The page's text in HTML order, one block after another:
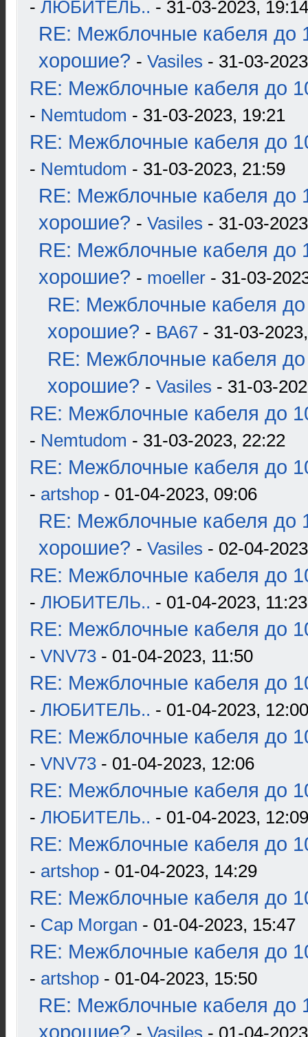
- ЛЮБИТЕЛЬ.. - 31-03-2023, 19:14
RE: Межблочные кабеля до
хорошие? - Vasiles - 31-03-
RE: Межблочные кабеля до
- Nemtudom - 31-03-2023, 19:21
RE: Межблочные кабеля до
- Nemtudom - 31-03-2023, 21:59
RE: Межблочные кабеля до
хорошие? - Vasiles - 31-03-
RE: Межблочные кабеля до
хорошие? - moeller - 31-03-
RE: Межблочные кабеля до
хорошие? - ВА67 - 31-03-
RE: Межблочные кабеля до
хорошие? - Vasiles - 31-03-
RE: Межблочные кабеля до
- Nemtudom - 31-03-2023, 22:22
RE: Межблочные кабеля до
- artshop - 01-04-2023, 09:06
RE: Межблочные кабеля до
хорошие? - Vasiles - 02-04-
RE: Межблочные кабеля до
- ЛЮБИТЕЛЬ.. - 01-04-2023, 11:23
RE: Межблочные кабеля до
- VNV73 - 01-04-2023, 11:50
RE: Межблочные кабеля до
- ЛЮБИТЕЛЬ.. - 01-04-2023, 12:00
RE: Межблочные кабеля до
- VNV73 - 01-04-2023, 12:06
RE: Межблочные кабеля до
- ЛЮБИТЕЛЬ.. - 01-04-2023, 12:09
RE: Межблочные кабеля до
- artshop - 01-04-2023, 14:29
RE: Межблочные кабеля до
- Cap Morgan - 01-04-2023, 15:47
RE: Межблочные кабеля до
- artshop - 01-04-2023, 15:50
RE: Межблочные кабеля до
хорошие? - Vasiles - 01-04-